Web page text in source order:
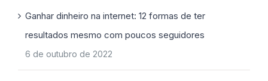
Ganhar dinheiro na internet: 12 formas de ter
resultados mesmo com poucos seguidores
6 de outubro de 2022